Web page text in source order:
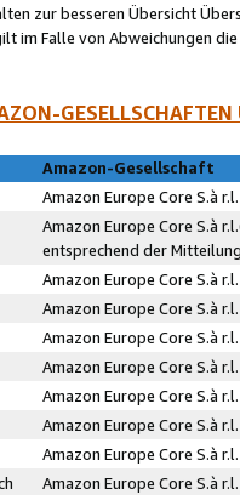
zur besseren Übersicht
im Falle von Abweichungen
Amazon-Gesellschaft
Amazon Europe Core S.à r.l.
Amazon Europe Core S.à
entsprechend der
Amazon Europe Core S.à r.l.
Amazon Europe Core S.à r.l.
Amazon Europe Core S.à r.l.
Amazon Europe Core S.à r.l.
Amazon Europe Core S.à r.l.
Amazon Europe Core S.à r.l.
Amazon Europe Core S.à r.l.
Amazon Europe Core S.à r.l.